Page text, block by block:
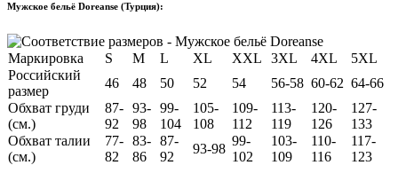
Мужское бельё Doreanse (Турция):
Маркировка S M L XL XXL 3XL 4XL
5XL
Российский
размер
46 48 50 52 54 56-58 60-62 64-66
Обхват груди
(см.)
87-
92
93-
98
99-
104
105-
108
109-
112
113-
119
120-
126
127-
133
Обхват талии
(см.)
77-
82
83-
86
87-
92
93-98
99-
102
103-
109
110-
116
117-
123